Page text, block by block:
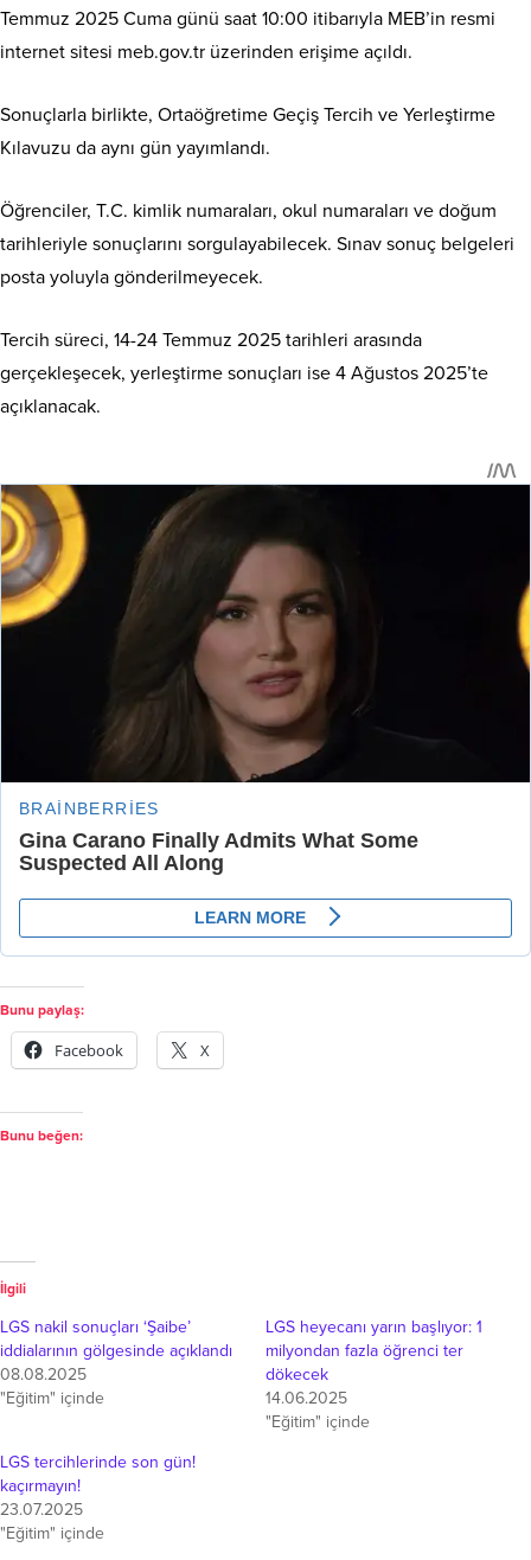
Temmuz 2025 Cuma günü saat 10:00 itibarıyla MEB’in resmi
internet sitesi meb.gov.tr üzerinden erişime açıldı.
Sonuçlarla birlikte, Ortaöğretime Geçiş Tercih ve Yerleştirme
Kılavuzu da aynı gün yayımlandı.
Öğrenciler, T.C. kimlik numaraları, okul numaraları ve doğum
tarihleriyle sonuçlarını sorgulayabilecek. Sınav sonuç belgeleri
posta yoluyla gönderilmeyecek.
Tercih süreci, 14-24 Temmuz 2025 tarihleri arasında
gerçekleşecek, yerleştirme sonuçları ise 4 Ağustos 2025’te
açıklanacak.
Bunu paylaş:
Facebook X
Bunu beğen:
İlgili
LGS nakil sonuçları ‘Şaibe’
iddialarının gölgesinde açıklandı
08.08.2025
"Eğitim" içinde
LGS heyecanı yarın başlıyor: 1
milyondan fazla öğrenci ter
dökecek
14.06.2025
"Eğitim" içinde
LGS tercihlerinde son gün!
kaçırmayın!
23.07.2025
"Eğitim" içinde